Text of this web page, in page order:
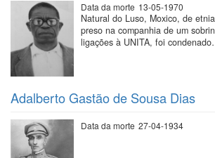
Data da morte 13-05-1970
Natural do Luso, Moxico, de
preso na companhia de um
ligações à UNITA, foi
Adalberto Gastão de Sousa Dias
Data da morte 27-04-1934